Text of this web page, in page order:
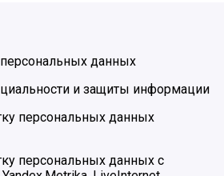
данных
и защиты информации
персональных данных
персональных данных с